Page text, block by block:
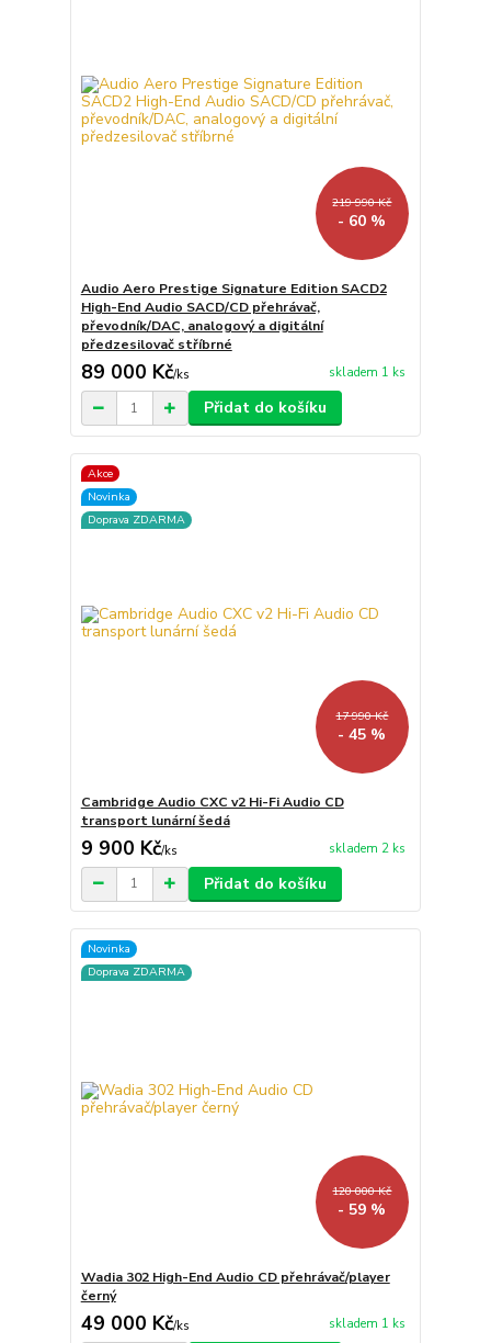
219 990 Kč
- 60 %
Audio Aero Prestige Signature Edition SACD2
High-End Audio SACD/CD přehrávač,
převodník/DAC, analogový a digitální
předzesilovač stříbrné
89 000 Kč/ks skladem 1 ks
Přidat do košíku
Akce
Novinka
Doprava ZDARMA
17 990 Kč
- 45 %
Cambridge Audio CXC v2 Hi-Fi Audio CD
transport lunární šedá
9 900 Kč/ks skladem 2 ks
Přidat do košíku
Novinka
Doprava ZDARMA
120 000 Kč
- 59 %
Wadia 302 High-End Audio CD přehrávač/player
černý
49 000 Kč/ks skladem 1 ks